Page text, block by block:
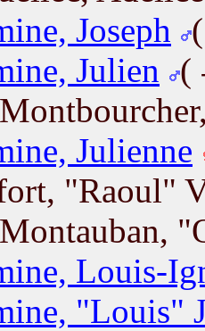
Joseph
Julien
(
Julienne
"Raoul"
Louis-
"Louis"